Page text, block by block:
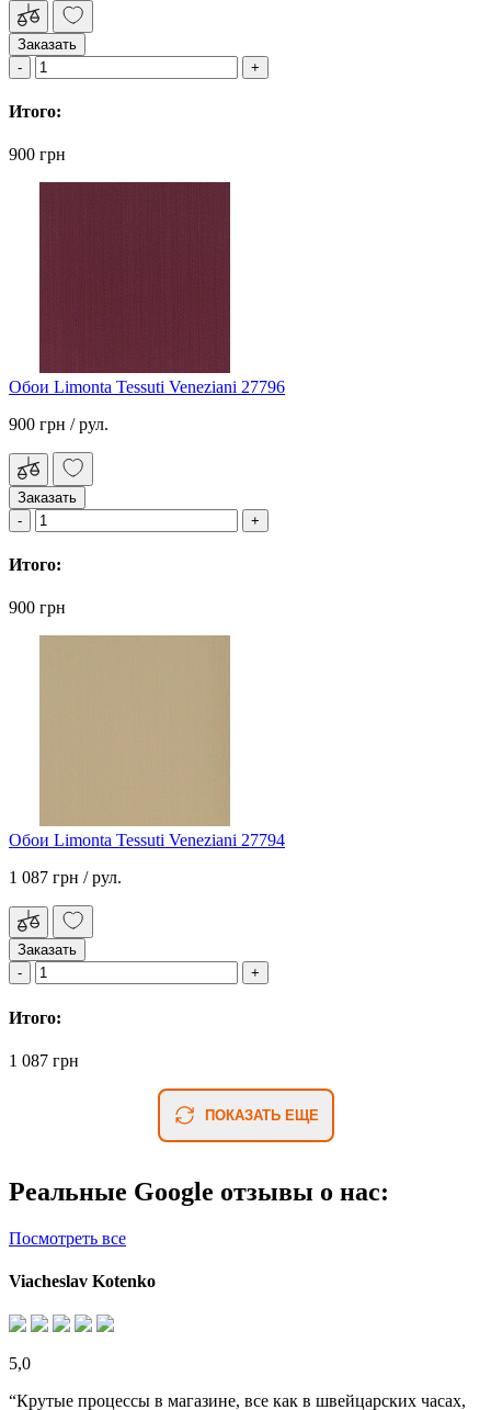
Заказать
Итого:
900 грн
Обои Limonta Tessuti Veneziani 27796
900 грн / рул.
Заказать
Итого:
900 грн
Обои Limonta Tessuti Veneziani 27794
1 087 грн / рул.
Заказать
Итого:
1 087 грн
ПОКАЗАТЬ ЕЩЕ
Реальные Google отзывы о нас:
Посмотреть все
Viacheslav Kotenko
5,0
“Крутые процессы в магазине, все как в швейцарских часах,